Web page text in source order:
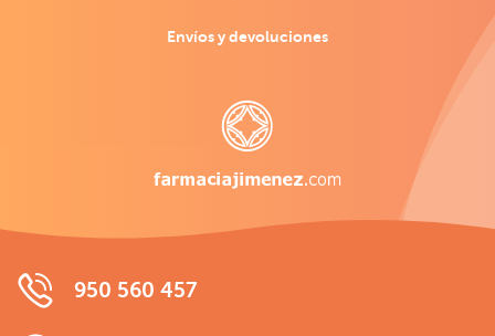
Envíos y devoluciones
950 560 457